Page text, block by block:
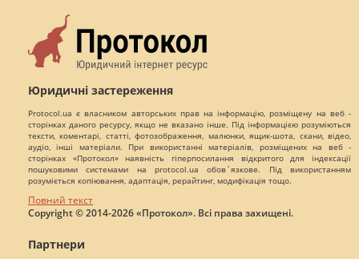
Юридичні застереження
Protocol.ua є власником авторських прав на інформацію, розміщену на веб -
сторінках даного ресурсу, якщо не вказано інше. Під інформацією розуміються
тексти, коментарі, статті, фотозображення, малюнки, ящик-шота, скани, відео,
аудіо, інші матеріали. При використанні матеріалів, розміщених на веб -
сторінках «Протокол» наявність гіперпосилання відкритого для індексації
пошуковими системами на protocol.ua обов`язкове. Під використанням
розуміється копіювання, адаптація, рерайтинг, модифікація тощо.
Повний текст
Copyright © 2014-2026 «Протокол». Всі права захищені.
Партнери